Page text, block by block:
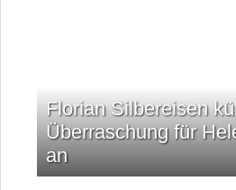
Florian Silbereisen
Überraschung für
an